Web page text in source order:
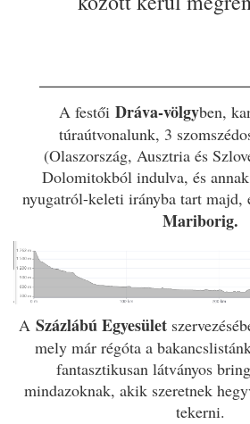
A festői Dráva-völgyben,
túraútvonalunk, 3
(Olaszország, Ausztria és
Dolomitokból indulva, és
nyugatról-keleti irányba tart majd,
Mariborig.
A Százlábú Egyesület
mely már régóta a
fantasztikusan látványos
mindazoknak, akik szeretnek
tekerni.